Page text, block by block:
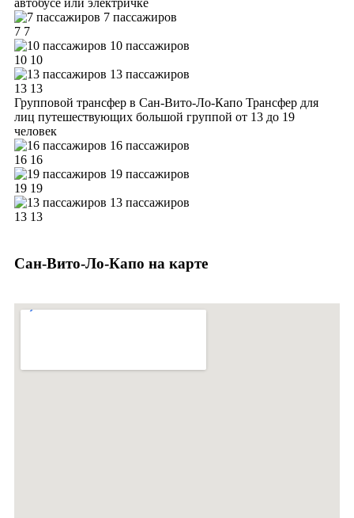
автобусе или электричке
7 пассажиров
7 7
10 пассажиров
10 10
13 пассажиров
13 13
Групповой трансфер в Сан-Вито-Ло-Капо Трансфер для
лиц путешествующих большой группой от 13 до 19
человек
16 пассажиров
16 16
19 пассажиров
19 19
13 пассажиров
13 13
Сан-Вито-Ло-Капо на карте